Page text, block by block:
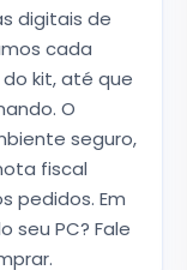
digitais de
cada
kit, até que
O
seguro,
fiscal
pedidos. Em
seu PC? Fale